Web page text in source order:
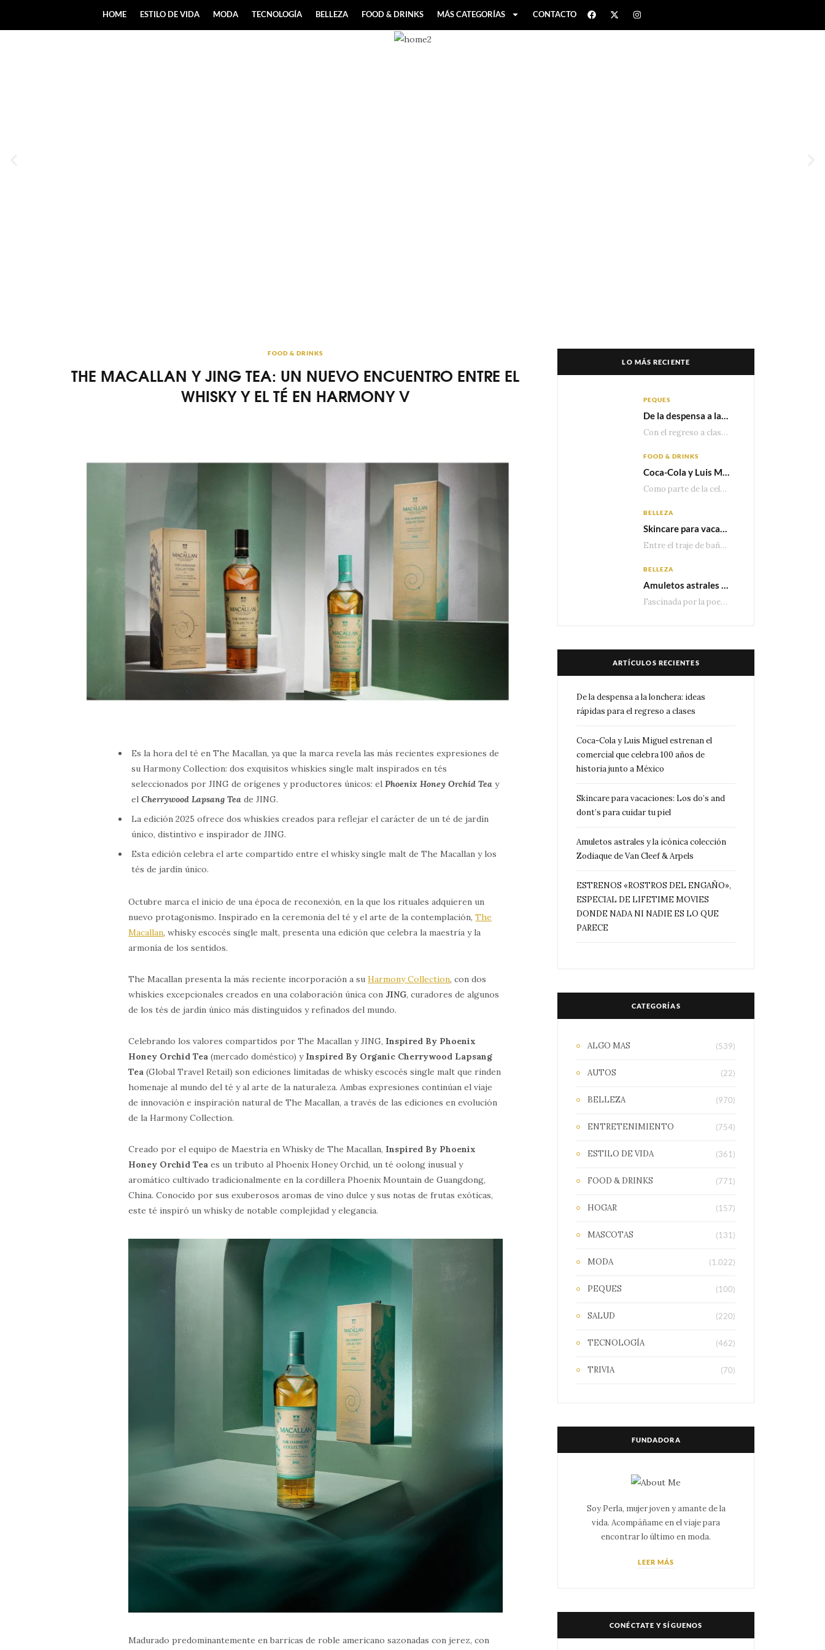
HOME ESTILO DE VIDA MODA TECNOLOGÍA BELLEZA FOOD & DRINKS MÁS CATEGORÍAS CONTACTO
FOOD & DRINKS
THE MACALLAN Y JING TEA: UN NUEVO ENCUENTRO ENTRE EL
WHISKY Y EL TÉ EN HARMONY V
Es la hora del té en The Macallan, ya que la marca revela las más recientes expresiones de
su Harmony Collection: dos exquisitos whiskies single malt inspirados en tés
seleccionados por JING de orígenes y productores únicos: elPhoenix Honey Orchid Tea y
elCherrywood Lapsang Tea de JING.
La edición 2025 ofrece dos whiskies creados para reflejar el carácter de un té de jardín
único, distintivo e inspirador de JING.
Esta edición celebra el arte compartido entre el whisky single malt de The Macallan y los
tés de jardín único.
Octubre marca el inicio de una época de reconexión, en la que los rituales adquieren un
nuevo protagonismo. Inspirado en la ceremonia del té y el arte de la contemplación,The
Macallan, whisky escocés single malt, presenta una edición que celebra la maestría y la
armonía de los sentidos.
The Macallan presenta la más reciente incorporación a suHarmony Collection, con dos
whiskies excepcionales creados en una colaboración única con JING, curadores de algunos
de los tés de jardín único más distinguidos y refinados del mundo.
Celebrando los valores compartidos por The Macallan y JING, Inspired By Phoenix
Honey Orchid Tea (mercado doméstico) y Inspired By Organic Cherrywood Lapsang
Tea (Global Travel Retail) son ediciones limitadas de whisky escocés single malt que rinden
homenaje al mundo del té y al arte de la naturaleza. Ambas expresiones continúan el viaje
de innovación e inspiración natural de The Macallan, a través de las ediciones en evolución
de la Harmony Collection.
Creado por el equipo de Maestría en Whisky de The Macallan, Inspired By Phoenix
Honey Orchid Tea es un tributo al Phoenix Honey Orchid, un té oolong inusual y
aromático cultivado tradicionalmente en la cordillera Phoenix Mountain de Guangdong,
China. Conocido por sus exuberosos aromas de vino dulce y sus notas de frutas exóticas,
este té inspiró un whisky de notable complejidad y elegancia.
Madurado predominantemente en barricas de roble americano sazonadas con jerez, con
LO MÁS RECIENTE
PEQUES
De la despensa a la lonchera: ideas rápidas para el regreso a clases
Con el regreso a clases cada vez más cerca, las familias comienzan a reorganizar horarios,…
FOOD & DRINKS
Coca-Cola y Luis Miguel estrenan el comercial que celebra 100 años de historia junto a México
Como parte de la celebración por sus primeros 100 años enMéxico, Coca-Cola presenta hoy el…
BELLEZA
Skincare para vacaciones: Los do’s and dont’s para cuidar tu piel
Entre el traje de baño, las sandalias, los lentes de sol y los looks que…
BELLEZA
Amuletos astrales y la icónica colección Zodiaque de Van Cleef & Arpels
Fascinada por la poesía de las estrellas, la Maison Van Cleef & Arpels celebra la llegada de las…
ARTÍCULOS RECIENTES
De la despensa a la lonchera: ideas
rápidas para el regreso a clases
Coca-Cola y Luis Miguel estrenan el
comercial que celebra 100 años de
historia junto a México
Skincare para vacaciones: Los do’s and
dont’s para cuidar tu piel
Amuletos astrales y la icónica colección
Zodiaque de Van Cleef & Arpels
ESTRENOS «ROSTROS DEL ENGAÑO»,
ESPECIAL DE LIFETIME MOVIES
DONDE NADA NI NADIE ES LO QUE
PARECE
CATEGORÍAS
ALGO MAS (539)
AUTOS (22)
BELLEZA (970)
ENTRETENIMIENTO (754)
ESTILO DE VIDA (361)
FOOD & DRINKS (771)
HOGAR (157)
MASCOTAS (131)
MODA (1.022)
PEQUES (100)
SALUD (220)
TECNOLOGÍA (462)
TRIVIA (70)
FUNDADORA
Soy Perla, mujer joven y amante de la
vida. Acompáñame en el viaje para
encontrar lo último en moda.
LEER MÁS
CONÉCTATE Y SÍGUENOS